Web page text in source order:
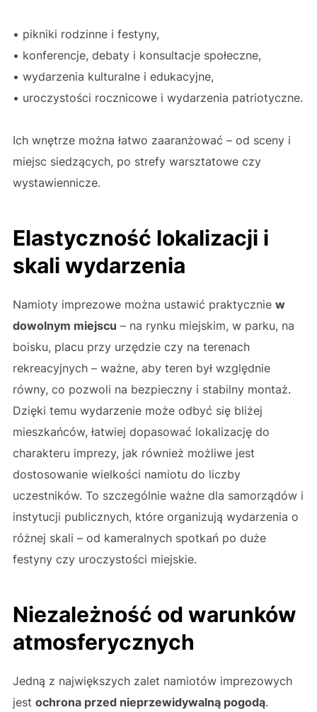
• pikniki rodzinne i festyny,
• konferencje, debaty i konsultacje społeczne,
• wydarzenia kulturalne i edukacyjne,
• uroczystości rocznicowe i wydarzenia patriotyczne.
Ich wnętrze można łatwo zaaranżować – od sceny i
miejsc siedzących, po strefy warsztatowe czy
wystawiennicze.
Elastyczność lokalizacji i
skali wydarzenia
Namioty imprezowe można ustawić praktycznie w
dowolnym miejscu – na rynku miejskim, w parku, na
boisku, placu przy urzędzie czy na terenach
rekreacyjnych – ważne, aby teren był względnie
równy, co pozwoli na bezpieczny i stabilny montaż.
Dzięki temu wydarzenie może odbyć się bliżej
mieszkańców, łatwiej dopasować lokalizację do
charakteru imprezy, jak również możliwe jest
dostosowanie wielkości namiotu do liczby
uczestników. To szczególnie ważne dla samorządów i
instytucji publicznych, które organizują wydarzenia o
różnej skali – od kameralnych spotkań po duże
festyny czy uroczystości miejskie.
Niezależność od warunków
atmosferycznych
Jedną z największych zalet namiotów imprezowych
jest ochrona przed nieprzewidywalną pogodą.